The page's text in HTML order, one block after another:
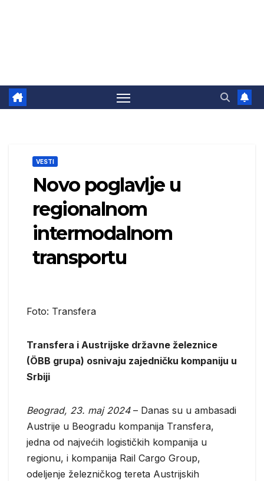
VESTI
Novo poglavlje u
regionalnom
intermodalnom
transportu
Foto: Transfera
Transfera i Austrijske državne železnice
(ÖBB grupa) osnivaju zajedničku kompaniju u
Srbiji
Beograd, 23. maj 2024– Danas su u ambasadi
Austrije u Beogradu kompanija Transfera,
jedna od najvećih logističkih kompanija u
regionu, i kompanija Rail Cargo Group,
odeljenje železničkog tereta Austrijskih